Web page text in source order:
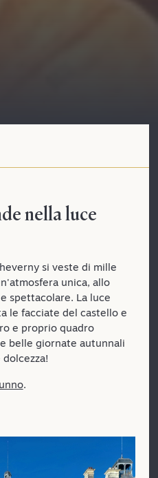
nella luce
si veste di mille
unica, allo
spettacolare. La luce
le facciate del castello e
e proprio quadro
belle giornate autunnali
.